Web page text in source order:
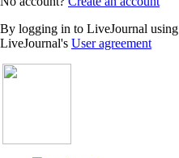
By logging in to LiveJournal
LiveJournal's User agreement